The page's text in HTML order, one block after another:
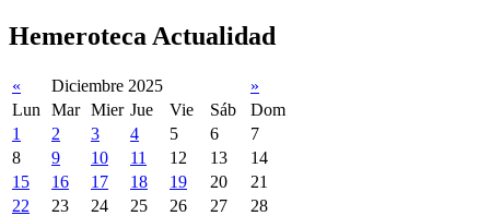
Hemeroteca Actualidad
« Diciembre 2025
»
Lun
Mar Mier Jue Vie Sáb
Dom
1
2 3 4 5 6
7
8
9 10 11 12 13
14
15
16 17 18 19 20
21
22
23 24 25 26 27
28